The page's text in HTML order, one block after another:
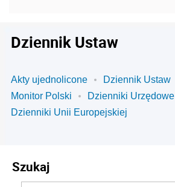
Dziennik Ustaw
Akty ujednolicone
Dziennik Ustaw
Monitor Polski
Dzienniki Urzędowe
Dzienniki Unii Europejskiej
Szukaj